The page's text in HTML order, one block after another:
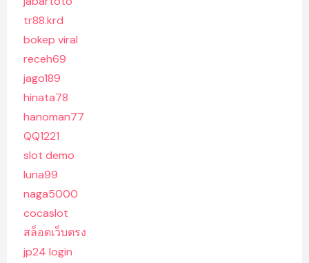
tr88.krd
bokep viral
receh69
jago189
hinata78
hanoman77
QQ1221
slot demo
luna99
naga5000
cocaslot
สล็อตเว็บตรง
jp24 login